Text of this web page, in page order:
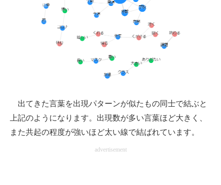
出てきた言葉を出現パターンが似たもの同士で結ぶと
上記のようになります。出現数が多い言葉ほど大きく、
また共起の程度が強いほど太い線で結ばれています。
advertisement